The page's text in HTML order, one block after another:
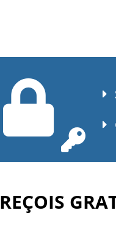
REÇOIS